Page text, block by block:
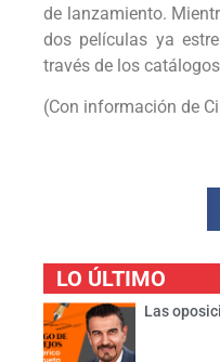
de lanzamiento.
dos películas ya
través de los
(Con información de
LO ÚLTIMO
Las